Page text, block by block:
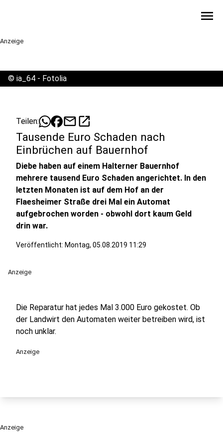
menu
Anzeige
© ia_64 - Fotolia
Teilen: mailopen_in_new
Tausende Euro Schaden nach
Einbrüchen auf Bauernhof
Diebe haben auf einem Halterner Bauernhof
mehrere tausend Euro Schaden angerichtet. In den
letzten Monaten ist auf dem Hof an der
Flaesheimer Straße drei Mal ein Automat
aufgebrochen worden - obwohl dort kaum Geld
drin war.
Veröffentlicht: Montag, 05.08.2019 11:29
Anzeige
Die Reparatur hat jedes Mal 3.000 Euro gekostet. Ob
der Landwirt den Automaten weiter betreiben wird, ist
noch unklar.
Anzeige
Anzeige